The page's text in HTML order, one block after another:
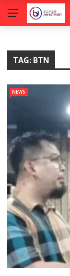
TAG: BTN
NEWS